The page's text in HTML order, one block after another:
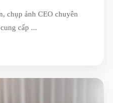
chụp ảnh CEO chuyên
cấp ...